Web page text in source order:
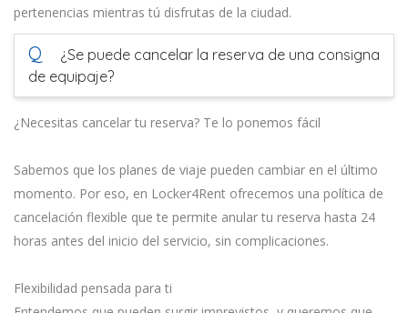
pertenencias mientras tú disfrutas de la ciudad.
Q
¿Se puede cancelar la reserva de una consigna
de equipaje?
¿Necesitas cancelar tu reserva? Te lo ponemos fácil
Sabemos que los planes de viaje pueden cambiar en el último
momento. Por eso, en Locker4Rent ofrecemos una política de
cancelación flexible que te permite anular tu reserva hasta 24
horas antes del inicio del servicio, sin complicaciones.
Flexibilidad pensada para ti